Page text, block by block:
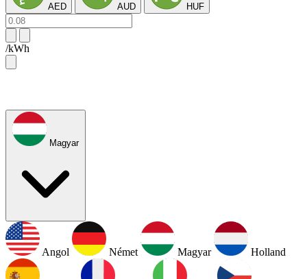
AED AUD HUF
/kWh
Magyar
Angol Német Magyar Holland